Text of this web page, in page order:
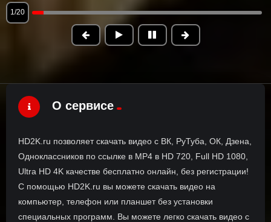
1/20
О сервисе
HD2K.ru позволяет скачать видео с ВК, РуТуба, ОК, Дзена,
Одноклассников по ссылке в MP4 в HD 720, Full HD 1080,
Ultra HD 4K качестве бесплатно онлайн, без регистрации!
С помощью HD2K.ru вы можете скачать видео на
компьютер, телефон или планшет без установки
специальных программ. Вы можете легко скачать видео с